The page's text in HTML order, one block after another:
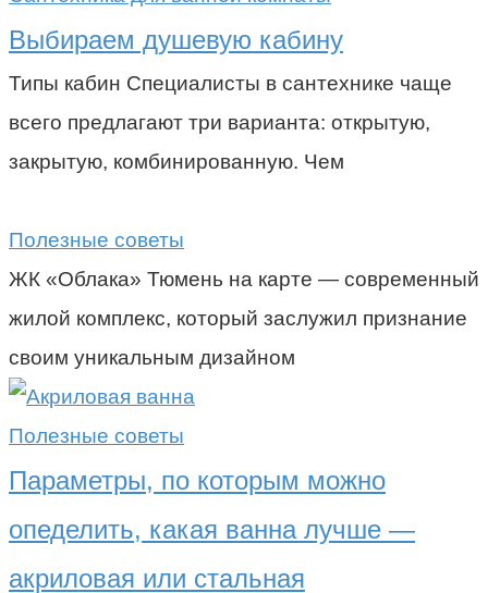
Выбираем душевую кабину
Типы кабин Специалисты в сантехнике чаще
всего предлагают три варианта: открытую,
закрытую, комбинированную. Чем
Полезные советы
ЖК «Облака» Тюмень на карте — современный
жилой комплекс, который заслужил признание
своим уникальным дизайном
Полезные советы
Параметры, по которым можно
опеделить, какая ванна лучше —
акриловая или стальная